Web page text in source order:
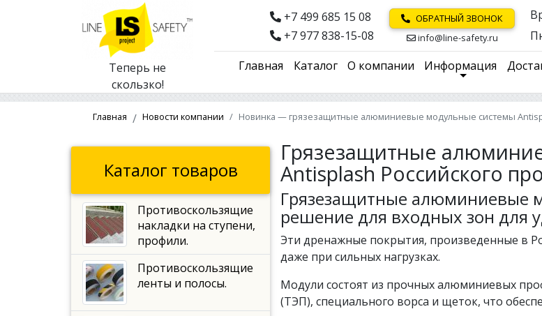
Теперь не
скользко!
+7 499 685 15 08
+7 977 838-15-08
ОБРАТНЫЙ ЗВОНОК
info@line-safety.ru
Главная Каталог О компании Информация
Главная Новости компании Новинка — грязезащитные алюминиевые модульные системы
Грязезащитные
Antisplash Российского
Грязезащитные алюминиевые
решение для входных зон для
Эти дренажные покрытия, произведенные в
даже при сильных нагрузках.
Модули состоят из прочных алюминиевых
(ТЭП), специального ворса и щеток, что
Каталог товаров
Противоскользящие
накладки на ступени,
профили.
Противоскользящие
ленты и полосы.